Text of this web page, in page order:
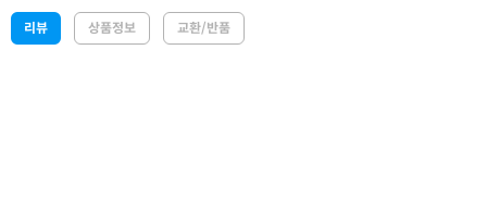
리뷰 상품정보 교환/반품